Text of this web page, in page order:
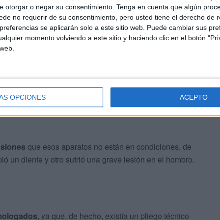
otorgar o negar su consentimiento. Tenga en cuenta que algún
no requerir de su consentimiento, pero usted tiene el derecho de
se aplicarán solo a este sitio web. Puede cambiar sus
momento volviendo a este sitio y haciendo clic en el botón
OPCIONES ACEPTO
a quienes corresponda y una revisión
instalaciones similares en Ceuta. “La seguridad de
que esos aparatos no están en condiciones, de
un diente y otro sufrió una grave lesión en el hombro.
, ya que, de hecho, existía un pliego técnico